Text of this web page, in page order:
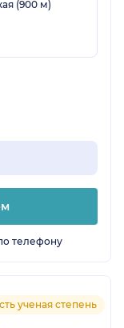
(900 м)
телефону
ученая степень